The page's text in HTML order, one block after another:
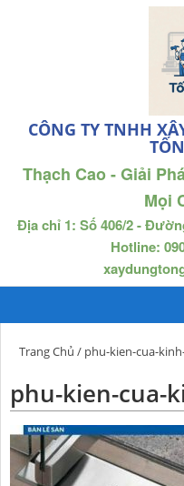
CÔNG TY TNHH
Thạch Cao - Giải
Mọi
Địa chỉ 1: Số 406/2 -
Hotline:
Trang Chủ / phu-kien-cua-
phu-kien-cua-